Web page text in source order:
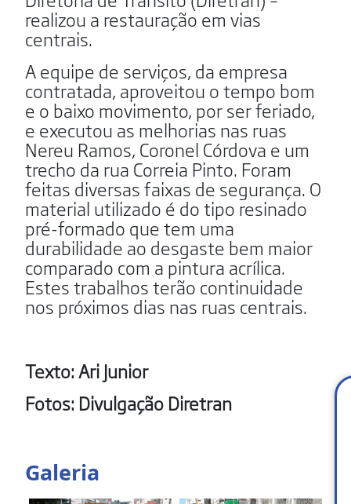
realizou a restauração em vias
centrais.
A equipe de serviços, da empresa
contratada, aproveitou o tempo bom
e o baixo movimento, por ser feriado,
e executou as melhorias nas ruas
Nereu Ramos, Coronel Córdova e um
trecho da rua Correia Pinto. Foram
feitas diversas faixas de segurança. O
material utilizado é do tipo resinado
pré-formado que tem uma
durabilidade ao desgaste bem maior
comparado com a pintura acrílica.
Estes trabalhos terão continuidade
nos próximos dias nas ruas centrais.
Texto: Ari Junior
Fotos: Divulgação Diretran
Galeria